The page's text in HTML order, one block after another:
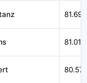
81.692
81.010